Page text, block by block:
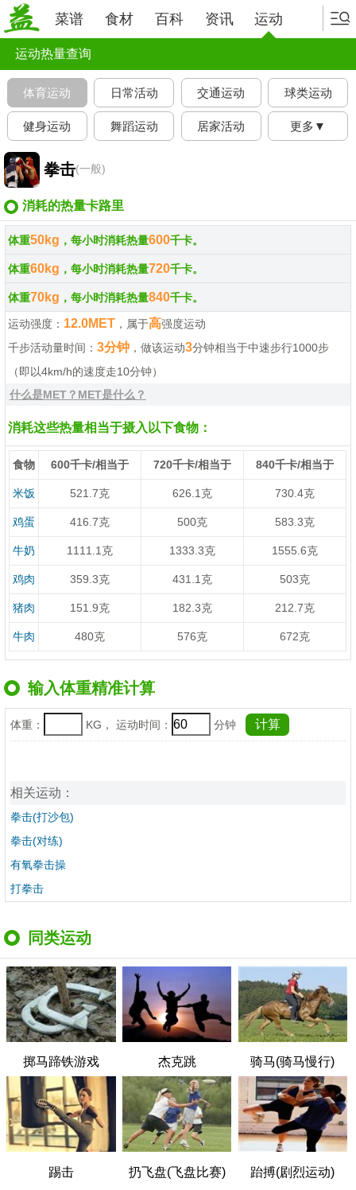
菜谱 食材 百科 资讯 运动
运动热量查询
体育运动 日常活动 交通运动 球类运动
健身运动 舞蹈运动 居家活动 更多▼
拳击(一般)
消耗的热量卡路里
体重50kg ，每小时消耗热量600千卡。
体重60kg ，每小时消耗热量720千卡。
体重70kg ，每小时消耗热量840千卡。
运动强度： 12.0MET ，属于高强度运动
千步活动量时间：3分钟 ，做该运动3分钟相当于中速步行1000步
（即以4km/h的速度走10分钟）
什么是MET？MET是什么？
消耗这些热量相当于摄入以下食物：
食物 600千卡/相当于 720千卡/相当于 840千卡/相当于
米饭 521.7克 626.1克 730.4克
鸡蛋 416.7克 500克 583.3克
牛奶 1111.1克 1333.3克 1555.6克
鸡肉 359.3克 431.1克 503克
猪肉 151.9克 182.3克 212.7克
牛肉 480克 576克 672克
输入体重精准计算
体重： KG， 运动时间： 分钟
相关运动：
拳击(打沙包)
拳击(对练)
有氧拳击操
打拳击
同类运动
掷马蹄铁游戏 杰克跳 骑马(骑马慢行)
踢击 扔飞盘(飞盘比赛) 跆搏(剧烈运动)